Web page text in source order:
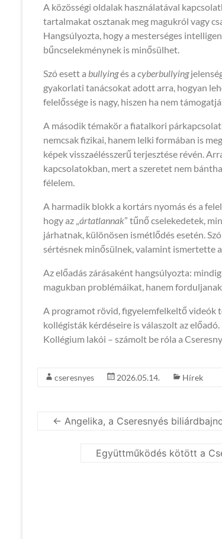
A közösségi oldalak használatával
tartalmakat osztanak meg magukról vagy
Hangsúlyozta, hogy a mesterséges
bűncselekménynek is minősülhet.
Szó esett a bullyingés a cyberbullying
gyakorlati tanácsokat adott arra, hogyan
felelőssége is nagy, hiszen ha nem
A második témakör a fiatalkori
nemcsak fizikai, hanem lelki formában is
képek visszaélésszerű terjesztése révén.
kapcsolatokban, mert a szeretet nem
félelem.
A harmadik blokk a kortárs nyomás és a
hogy az „ártatlannak” tűnő cselekedetek,
járhatnak, különösen ismétlődés esetén.
sértésnek minősülnek, valamint ismertette
Az előadás zárásaként hangsúlyozta:
magukban problémáikat, hanem
A programot rövid, figyelemfelkeltő videók
kollégisták kérdéseire is válaszolt az
Kollégium lakói – számolt be róla a
cseresnyes 2026.05.14. Hírek
← Angelika, a Cseresnyés
Együttműködés kötött a